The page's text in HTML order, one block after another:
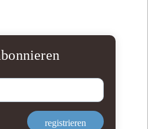
registrieren